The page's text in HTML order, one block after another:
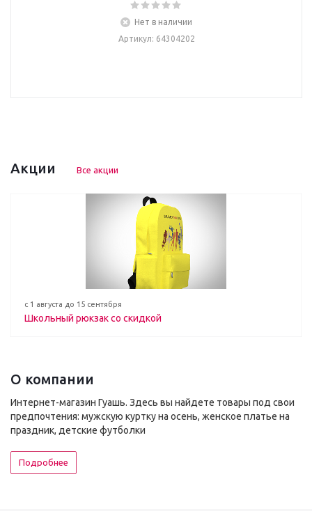
Нет в наличии
Артикул: 64304202
Акции Все акции
с 1 августа до 15 сентября
Школьный рюкзак со скидкой
О компании
Интернет-магазин Гуашь. Здесь вы найдете товары под свои
предпочтения: мужскую куртку на осень, женское платье на
праздник, детские футболки
Подробнее